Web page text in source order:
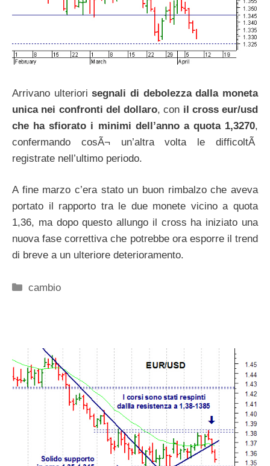
Arrivano ulteriorisegnali di debolezza dalla moneta
unica nei confronti del dollaro, con il cross eur/usd
che ha sfiorato i minimi dell’anno a quota 1,3270,
confermando cosÃ¬ un’altra volta le difficoltÃ
registrate nell’ultimo periodo.
A fine marzo c’era stato un buon rimbalzo che aveva
portato il rapporto tra le due monete vicino a quota
1,36, ma dopo questo allungo il cross ha iniziato una
nuova fase correttiva che potrebbe ora esporre il trend
di breve a un ulteriore deterioramento.
Categorie
cambio